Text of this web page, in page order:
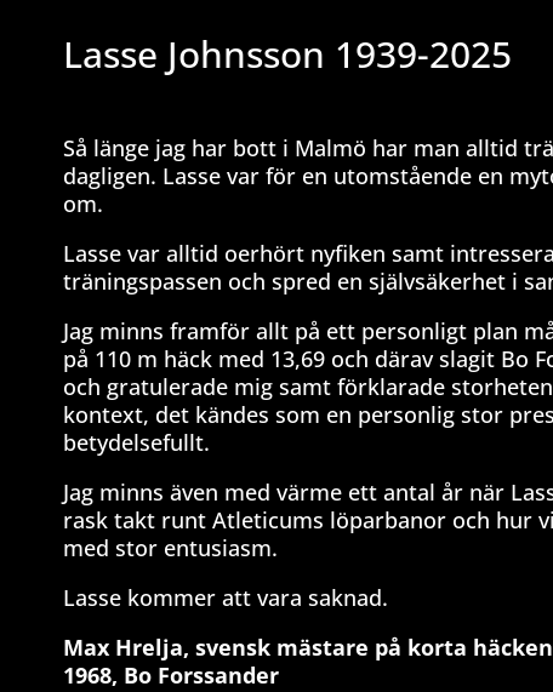
Lasse Johnsson 1939-2025
Så länge jag har bott i Malmö har man alltid
dagligen. Lasse var för en utomstående en
om.
Lasse var alltid oerhört nyfiken samt
träningspassen och spred en självsäkerhet i
Jag minns framför allt på ett personligt plan
på 110 m häck med 13,69 och därav slagit Bo
och gratulerade mig samt förklarade
kontext, det kändes som en personlig stor
betydelsefullt.
Jag minns även med värme ett antal år när
rask takt runt Atleticums löparbanor och hur
med stor entusiasm.
Lasse kommer att vara saknad.
Max Hrelja, svensk mästare på korta
1968, Bo Forssander